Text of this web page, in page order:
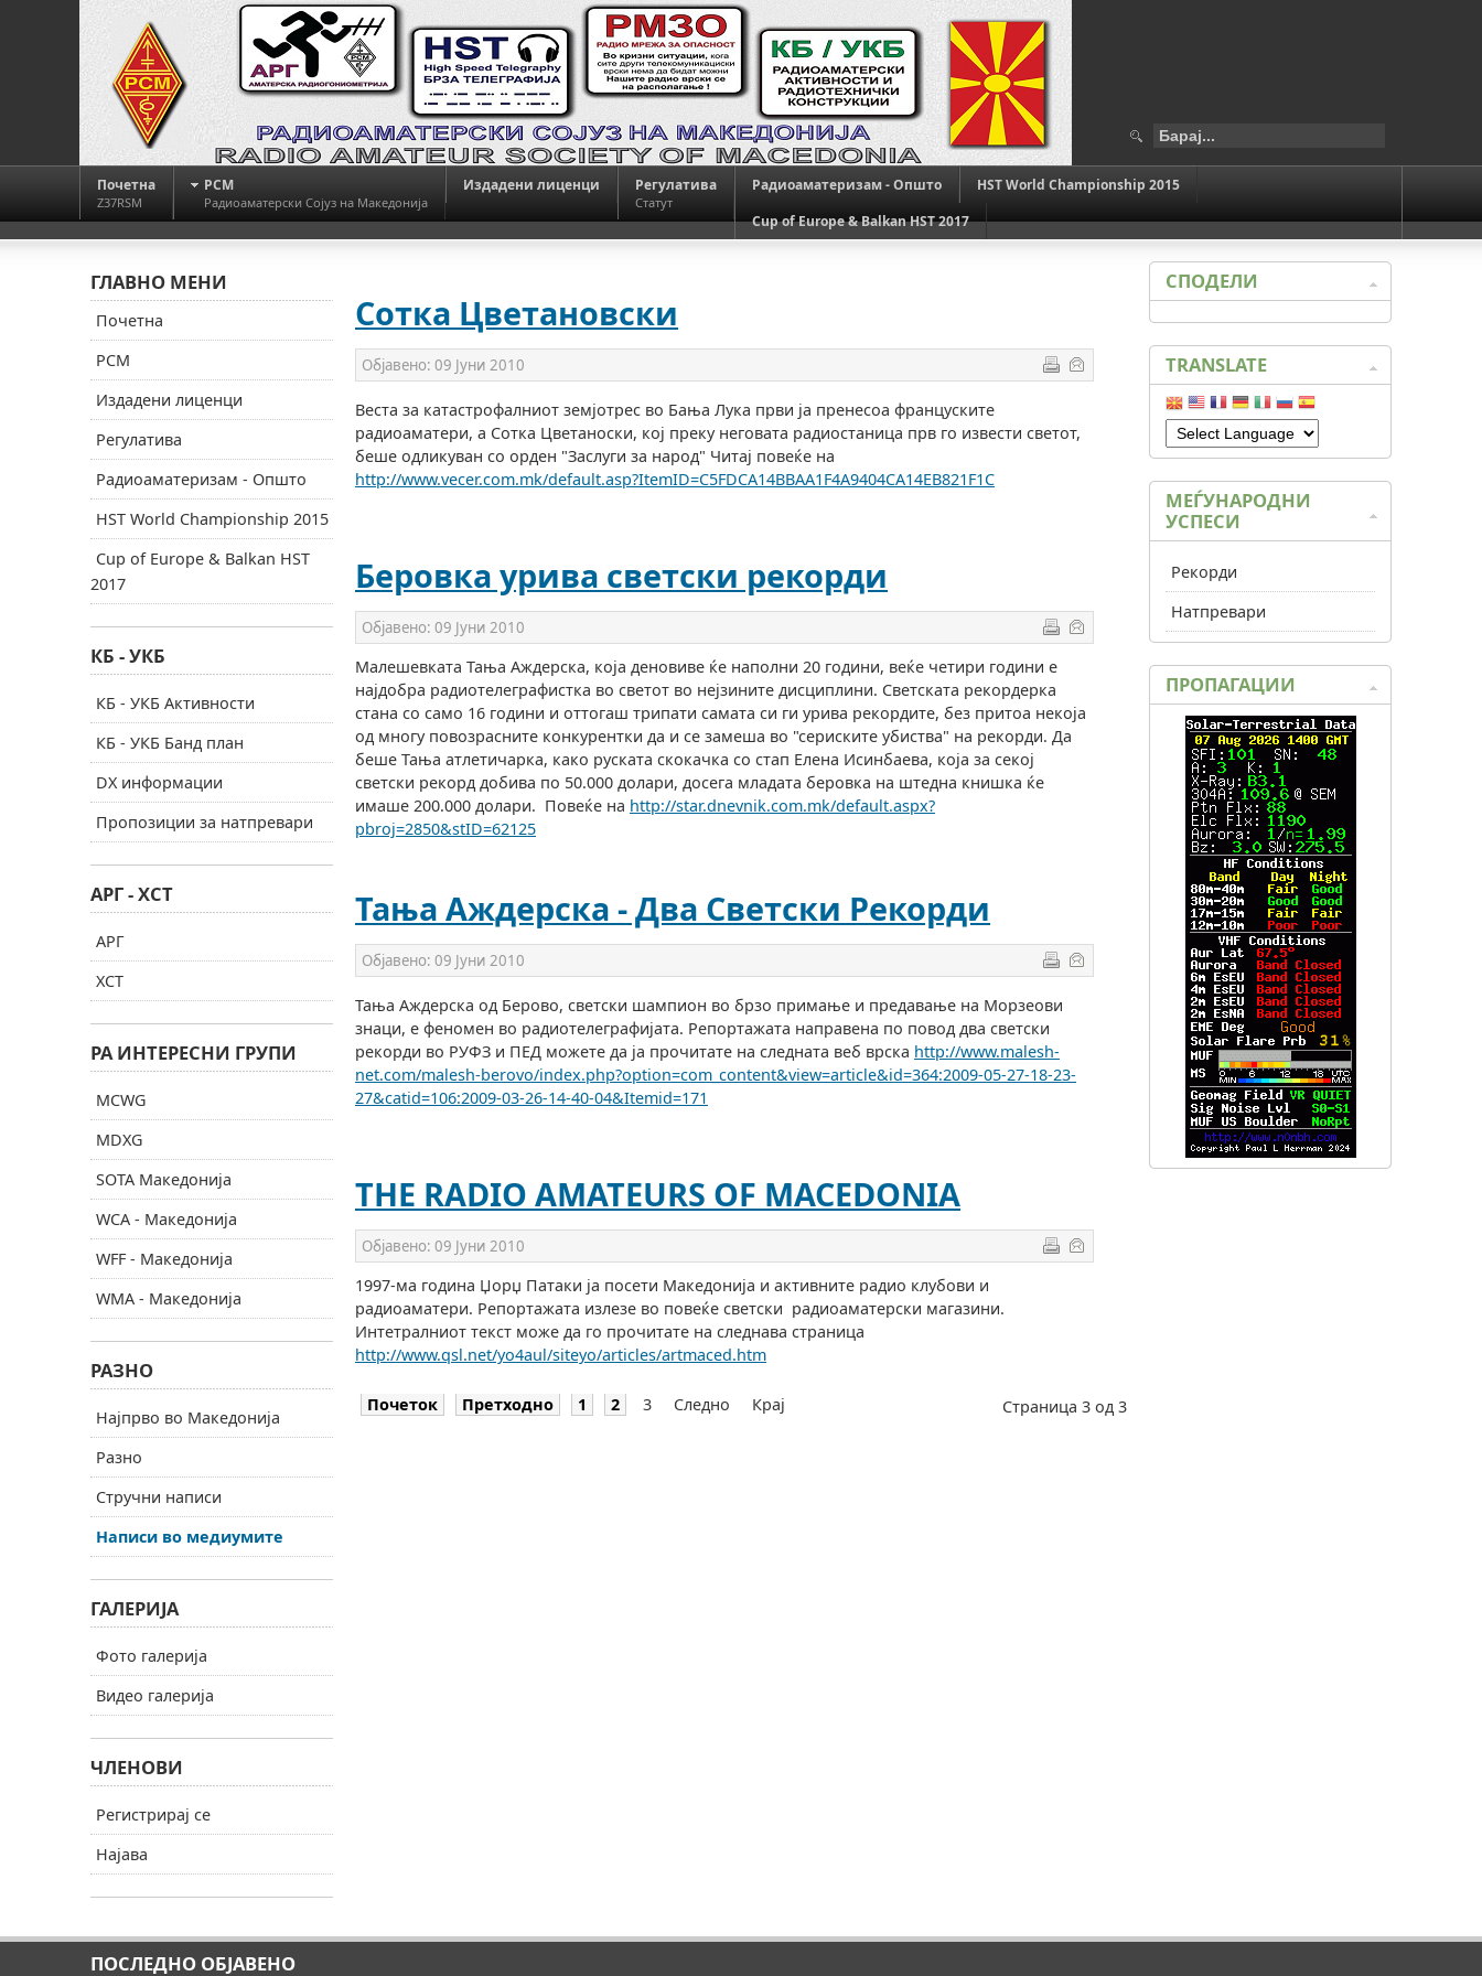
Почетна
Z37RSM
РСМ
Радиоаматерски Сојуз на Македонија
Издадени лиценци Регулатива
Статут
Радиоаматеризам - Општо
HST World Championship 2015
Cup of Europe & Balkan HST 2017
Сотка Цветановски
Објавено: 09 Јуни 2010
Веста за катастрофалниот земјотрес во Бања Лука први ја пренесоа француските
радиоаматери, а Сотка Цветаноски, кој преку неговата радиостаница прв го извести светот,
беше одликуван со орден "Заслуги за народ" Читај повеќе на
http://www.vecer.com.mk/default.asp?ItemID=C5FDCA14BBAA1F4A9404CA14EB821F1C
Беровка урива светски рекорди
Објавено: 09 Јуни 2010
Малешевката Тања Аждерска, која деновиве ќе наполни 20 години, веќе четири години е
најдобра радиотелеграфистка во светот во нејзините дисциплини. Светската рекордерка
стана со само 16 години и оттогаш трипати самата си ги урива рекордите, без притоа некоја
од многу повозрасните конкурентки да и се замеша во "сериските убиства" на рекорди. Да
беше Тања атлетичарка, како руската скокачка со стап Елена Исинбаева, која за секој
светски рекорд добива по 50.000 долари, досега младата беровка на штедна книшка ќе
имаше 200.000 долари. Повеќе на http://star.dnevnik.com.mk/default.aspx?
pbroj=2850&stID=62125
Тања Аждерска - Два Светски Рекорди
Објавено: 09 Јуни 2010
Тања Аждерска од Берово, светски шампион во брзо примање и предавање на Морзеови
знаци, е феномен во радиотелеграфијата. Репортажата направена по повод два светски
рекорди во РУФЗ и ПЕД можете да ја прочитате на следната веб врска http://www.malesh-
net.com/malesh-berovo/index.php?option=com_content&view=article&id=364:2009-05-27-18-23-
27&catid=106:2009-03-26-14-40-04&Itemid=171
THE RADIO AMATEURS OF MACEDONIA
Објавено: 09 Јуни 2010
1997-ма година Џорџ Патаки ја посети Македонија и активните радио клубови и
радиоаматери. Репортажата излезе во повеќе светски радиоаматерски магазини.
Интетралниот текст може да го прочитате на следнава страница
http://www.qsl.net/yo4aul/siteyo/articles/artmaced.htm
Страница 3 од 3
Почеток Претходно 1 2 3 Следно Крај
ГЛАВНО МЕНИ
Почетна
РСМ
Издадени лиценци
Регулатива
Радиоаматеризам - Општо
HST World Championship 2015
Cup of Europe & Balkan HST
2017
КБ - УКБ
КБ - УКБ Активности
КБ - УКБ Банд план
DX информации
Пропозиции за натпревари
АРГ - ХСТ
АРГ
ХСТ
РА ИНТЕРЕСНИ ГРУПИ
MCWG
MDXG
SOTA Македонија
WCA - Македонија
WFF - Македонија
WMA - Македонија
РАЗНО
Најпрво во Македонија
Разно
Стручни написи
Написи во медиумите
ГАЛЕРИЈА
Фото галерија
Видео галерија
ЧЛЕНОВИ
Регистрирај се
Најава
СПОДЕЛИ
TRANSLATE
МЕЃУНАРОДНИ
УСПЕСИ
Рекорди
Натпревари
ПРОПАГАЦИИ
ПОСЛЕДНО ОБЈАВЕНО